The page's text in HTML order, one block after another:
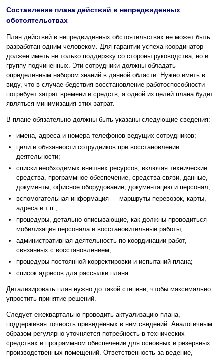
Составление плана действий в непредвиденных
обстоятельствах
План действий в непредвиденных обстоятельствах не может быть
разработан одним человеком. Для гарантии успеха координатор
должен иметь не только поддержку со стороны руководства, но и
группу подчиненных. Эти сотрудники должны обладать
определенным набором знаний в данной области. Нужно иметь в
виду, что в случае бедствия восстановление работоспособности
потребует затрат времени и средств, а одной из целей плана будет
являться минимизация этих затрат.
В плане обязательно должны быть указаны следующие сведения:
имена, адреса и номера телефонов ведущих сотрудников;
цели и обязанности сотрудников при восстановлении
деятельности;
списки необходимых внешних ресурсов, включая технические
средства, программное обеспечение, средства связи, данные,
документы, офисное оборудование, документацию и персонал;
вспомогательная информация — маршруты перевозок, карты,
адреса и т.п.;
процедуры, детально описывающие, как должны проводиться
мобилизация персонала и восстановительные работы;
административная деятельность по координации работ,
связанных с восстановлением;
процедуры постоянной корректировки и испытаний плана;
список адресов для рассылки плана.
Детализировать план нужно до такой степени, чтобы максимально
упростить принятие решений.
Следует ежеквартально проводить актуализацию плана,
поддерживая точность приведенных в нем сведений. Аналогичным
образом регулярно уточняется потребность в технических
средствах и программном обеспечении для основных и резервных
производственных помещений. Ответственность за ведение,